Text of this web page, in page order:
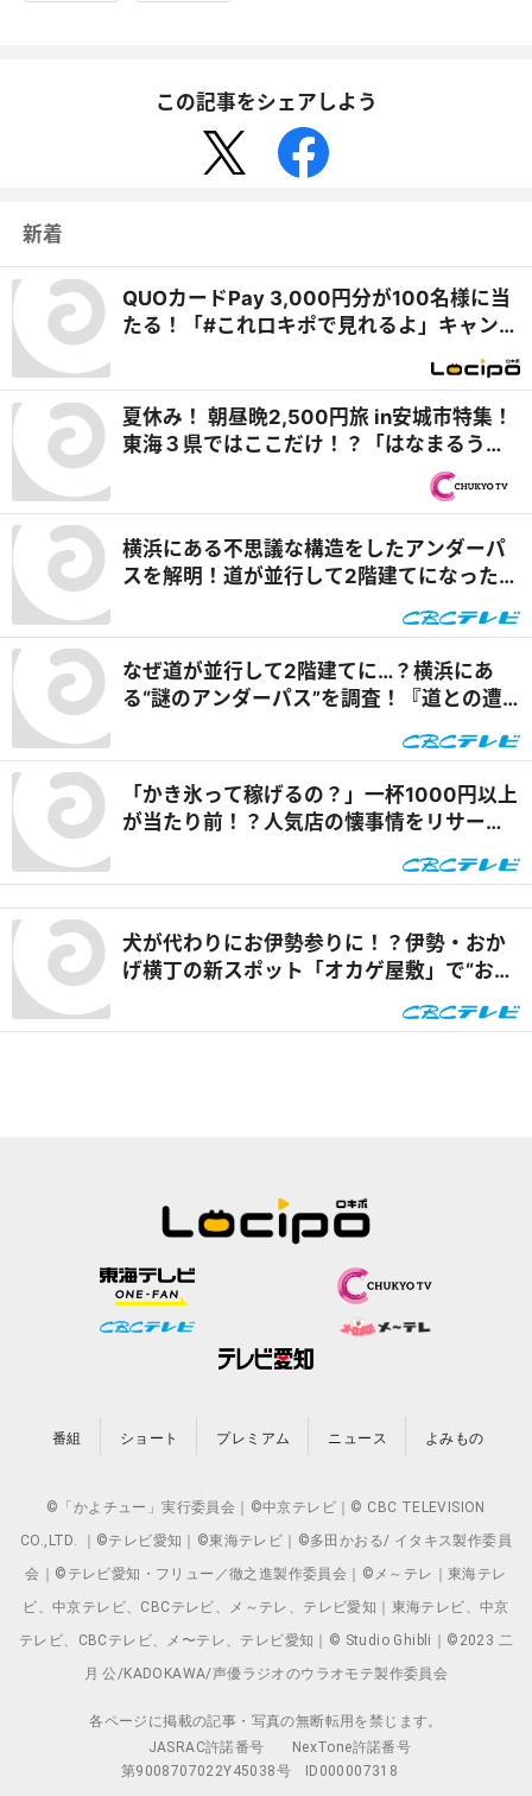
この記事をシェアしよう
新着
QUOカードPay 3,000円分が100名様に当
たる！「#これロキポで見れるよ」キャンペ
夏休み！ 朝昼晩2,500円旅 in安城市特集！
東海３県ではここだけ！？「はなまるうど
ん×吉野家 安城横山店」牛丼とうどんの最
強コラボで可能性は無限大！＆「福来源」
目！ 『PS純金（ゴールド）』
横浜にある不思議な構造をしたアンダーパ
スを解明！道が並行して2階建てになったワ
なぜ道が並行して2階建てに…？横浜にあ
る“謎のアンダーパス”を調査！『道との遭
「かき氷って稼げるの？」一杯1000円以上
が当たり前！？人気店の懐事情をリサーチ
犬が代わりにお伊勢参りに！？伊勢・おか
げ横丁の新スポット「オカゲ屋敷」で“おか
番組 ショート プレミアム ニュース よみもの
©「かよチュー」実行委員会｜©中京テレビ｜© CBC TELEVISION
CO.,LTD. ｜©テレビ愛知｜©東海テレビ｜©多田かおる/ イタキス製作委員
会｜©テレビ愛知・フリュー／徹之進製作委員会｜©メ～テレ｜東海テレ
ビ、中京テレビ、CBCテレビ、メ～テレ、テレビ愛知｜東海テレビ、中京
テレビ、CBCテレビ、メ〜テレ、テレビ愛知｜© Studio Ghibli｜©2023 二
月 公/KADOKAWA/声優ラジオのウラオモテ製作委員会
各ページに掲載の記事・写真の無断転用を禁じます。
JASRAC許諾番号
NexTone許諾番号
第9008707022Y45038号
ID000007318